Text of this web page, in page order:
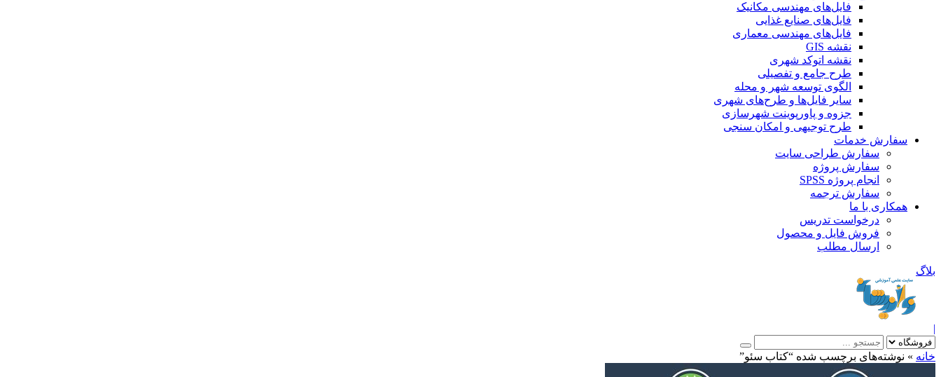
فایل‌های مهندسی مکانیک
فایل‌های صنایع غذایی
فایل‌های مهندسی معماری
نقشه GIS
نقشه اتوکد شهری
طرح جامع و تفصیلی
الگوی توسعه شهر و محله
سایر فایل‌ها و طرح‌های شهری
جزوه و پاورپوینت شهرسازی
طرح توجیهی و امکان سنجی
سفارش خدمات
سفارش طراحی سایت
سفارش پروژه
انجام پروژه SPSS
سفارش ترجمه
همکاری با ما
درخواست تدریس
فروش فایل و محصول
ارسال مطلب
بلاگ
|
خانه » نوشته‌های برچسب شده “کتاب سئو”